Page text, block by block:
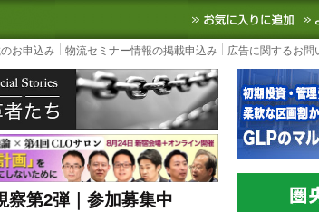
物流ニュースサイト
3PL, SCMなど国内外の最新の物流ニ
お申込み 物流セミナー情報の掲載申込み 広告に関するお問
察第2弾｜参加募集中